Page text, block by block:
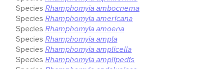
Species Rhamphomyia ambocnema
Species Rhamphomyia americana
Species Rhamphomyia amoena
Species Rhamphomyia ampla
Species Rhamphomyia amplicella
Species Rhamphomyia amplipedis